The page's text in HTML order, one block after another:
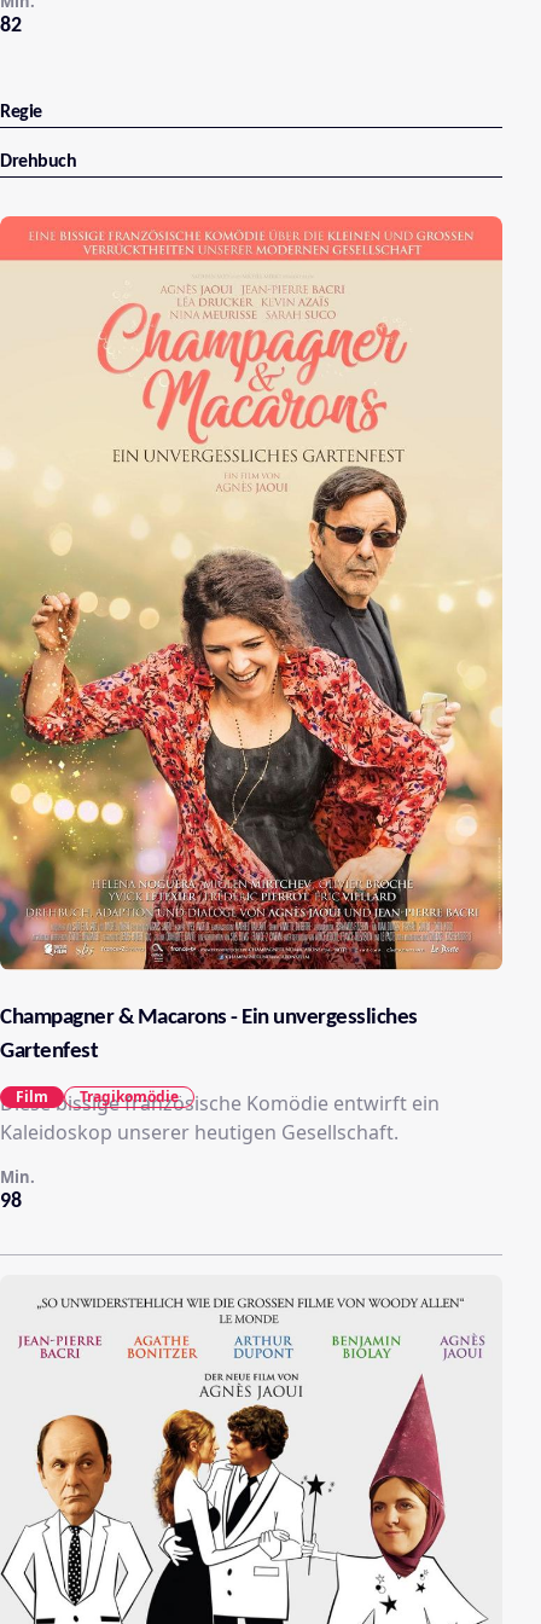
82
Regie
Drehbuch
Champagner & Macarons - Ein unvergessliches
Gartenfest
Diese bissige französische Komödie entwirft ein
Kaleidoskop unserer heutigen Gesellschaft.
98
Min.
Film Tragikomödie